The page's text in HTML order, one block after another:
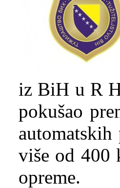
iz BiH u R
pokušao
više od 400
opreme.